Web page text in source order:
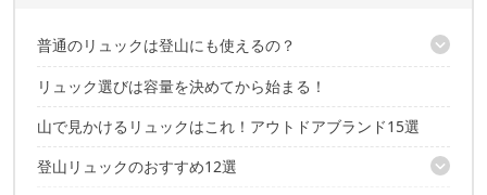
普通のリュックは登山にも使えるの？
山登りに特化した便利機能が盛りだくさん！
リュックはなるべくお店で実際に背負ってみて！
リュック選びは容量を決めてから始まる！
山で見かけるリュックはこれ！アウトドアブランド15選
登山リュックのおすすめ12選